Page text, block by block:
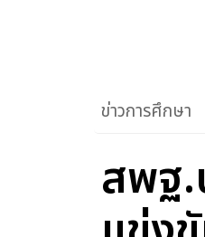
ข่าวการศึกษา
สพฐ